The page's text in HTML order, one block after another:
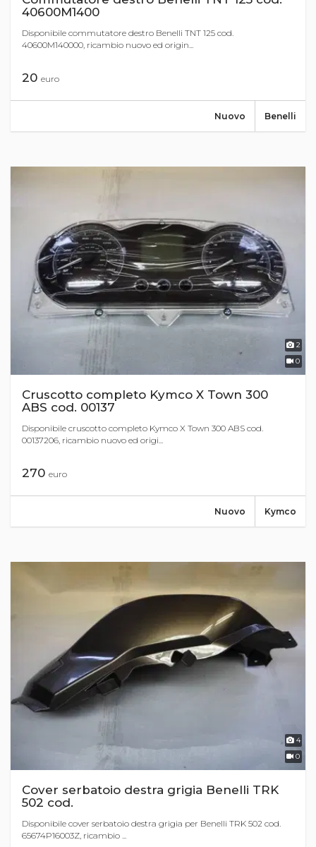
40600M1400
Disponibile commutatore destro Benelli TNT 125 cod.
40600M140000, ricambio nuovo ed origin...
20 euro
Benelli
Nuovo
2
0
Cruscotto completo Kymco X Town 300
ABS cod. 00137
Disponibile cruscotto completo Kymco X Town 300 ABS cod.
00137206, ricambio nuovo ed origi...
270 euro
Kymco
Nuovo
4
0
Cover serbatoio destra grigia Benelli TRK
502 cod.
Disponibile cover serbatoio destra grigia per Benelli TRK 502 cod.
65674P16003Z, ricambio ...